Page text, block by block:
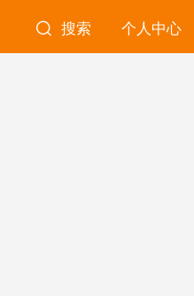
搜索 个人中心